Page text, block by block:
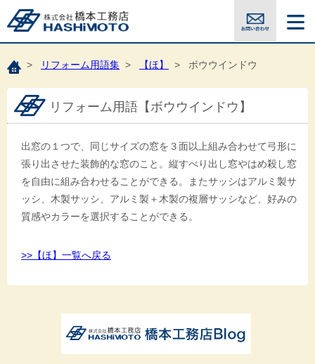
> リフォーム用語集 > 【ほ】 > ボウウインドウ
リフォーム用語【ボウウインドウ】
出窓の１つで、同じサイズの窓を３面以上組み合わせて弓形に
張り出させた装飾的な窓のこと。縦すべり出し窓やはめ殺し窓
を自由に組み合わせることができる。またサッシはアルミ製サ
ッシ、木製サッシ、アルミ製＋木製の複層サッシなど、好みの
質感やカラーを選択することができる。
>>【ほ】一覧へ戻る